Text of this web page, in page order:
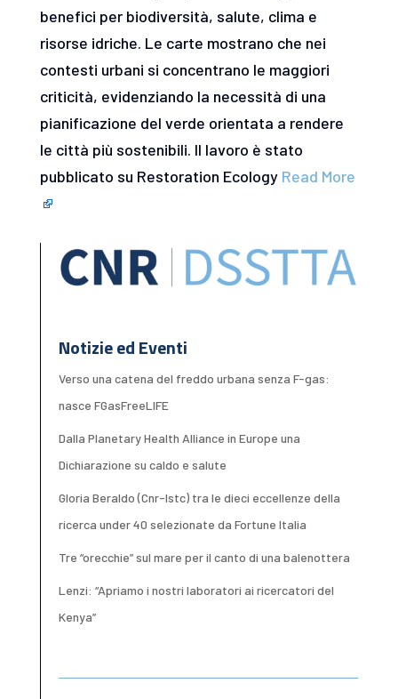
benefici per biodiversità, salute, clima e
risorse idriche. Le carte mostrano che nei
contesti urbani si concentrano le maggiori
criticità, evidenziando la necessità di una
pianificazione del verde orientata a rendere
le città più sostenibili. Il lavoro è stato
pubblicato su Restoration Ecology Read More
Notizie ed Eventi
Verso una catena del freddo urbana senza F-gas:
nasce FGasFreeLIFE
Dalla Planetary Health Alliance in Europe una
Dichiarazione su caldo e salute
Gloria Beraldo (Cnr-Istc) tra le dieci eccellenze della
ricerca under 40 selezionate da Fortune Italia
Tre “orecchie” sul mare per il canto di una balenottera
Lenzi: “Apriamo i nostri laboratori ai ricercatori del
Kenya”